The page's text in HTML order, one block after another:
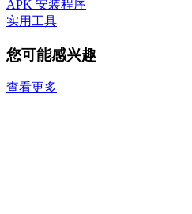
APK 安装程序
实用工具
您可能感兴趣
查看更多